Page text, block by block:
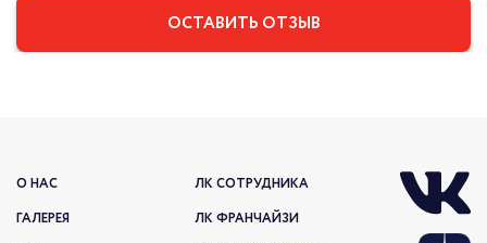
О НАС
ГАЛЕРЕЯ
ЛК СОТРУДНИКА
ЛК ФРАНЧАЙЗИ